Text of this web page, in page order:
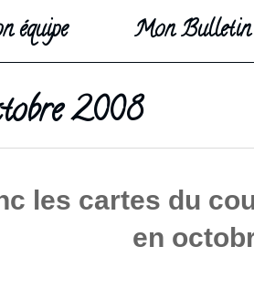
équipe
Mon
2008
les cartes du
en